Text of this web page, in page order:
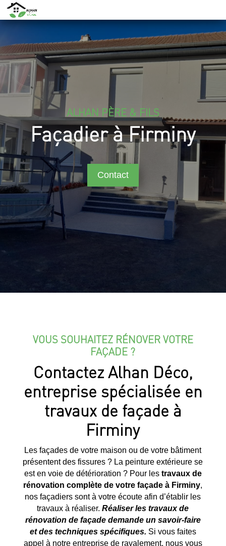
ALHAN PÈRE & FILS
Façadier à Firminy
Contact
VOUS SOUHAITEZ RÉNOVER VOTRE
FAÇADE ?
Contactez Alhan Déco,
entreprise spécialisée en
travaux de façade à
Firminy
Les façades de votre maison ou de votre bâtiment
présentent des fissures ? La peinture extérieure se
est en voie de détérioration ? Pour les travaux de
rénovation complète de votre façade à Firminy,
nos façadiers sont à votre écoute afin d’établir les
travaux à réaliser.Réaliser les travaux de
rénovation de façade demande un savoir-faire
et des techniques spécifiques. Si vous faites
appel à notre entreprise de ravalement, nous vous